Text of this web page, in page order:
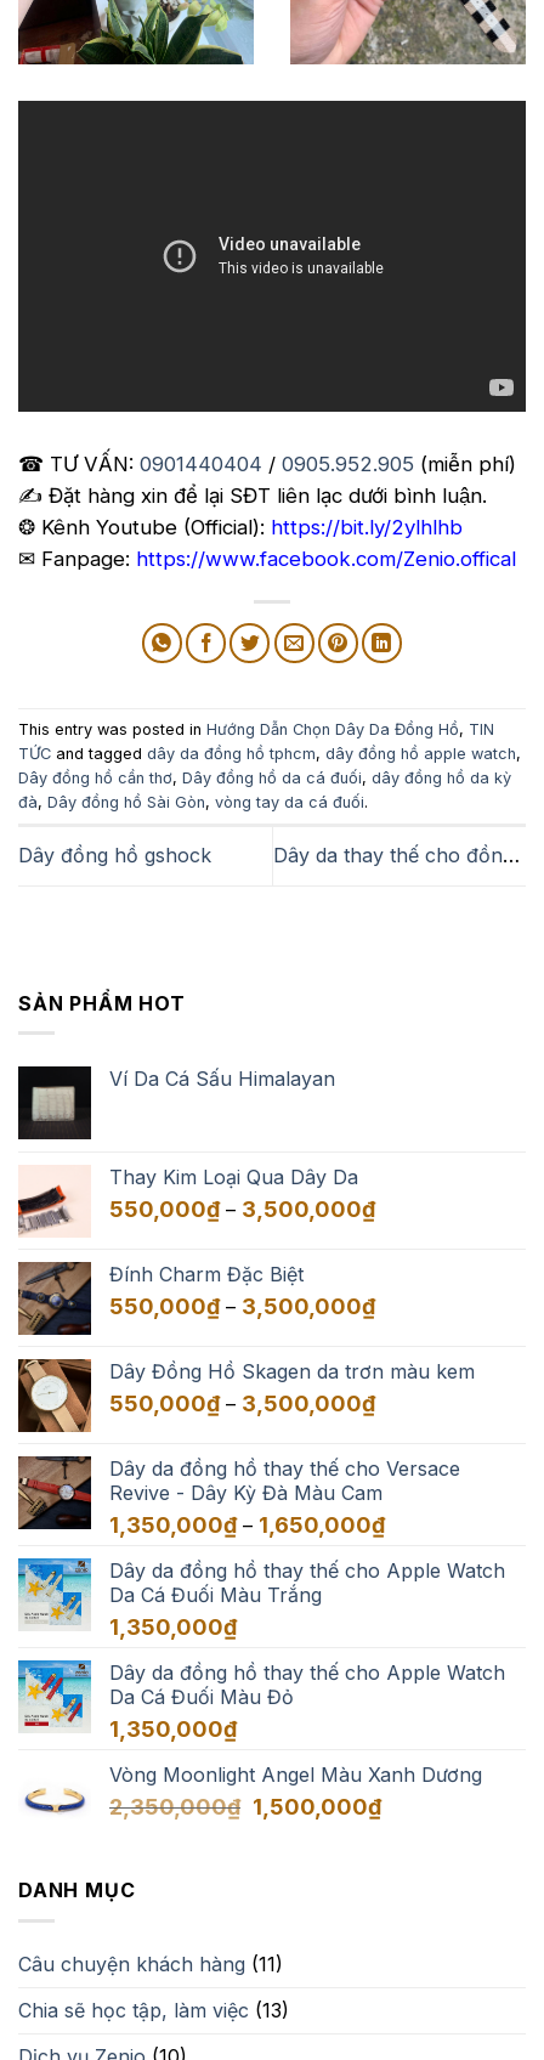
☎ TƯ VẤN: 0901440404 / 0905.952.905 (miễn phí)
✍️ Đặt hàng xin để lại SĐT liên lạc dưới bình luận.
❂ Kênh Youtube (Official): https://bit.ly/2ylhlhb
✉ Fanpage: https://www.facebook.com/Zenio.offical
This entry was posted in Hướng Dẫn Chọn Dây Da Đồng Hồ, TIN
TỨC and tagged dây da đồng hồ tphcm, dây đồng hồ apple watch,
Dây đồng hồ cần thơ, Dây đồng hồ da cá đuối, dây đồng hồ da kỳ
đà, Dây đồng hồ Sài Gòn, vòng tay da cá đuối.
Dây đồng hồ gshock Dây da thay thế cho đồng hồ Cartier
SẢN PHẨM HOT
Ví Da Cá Sấu Himalayan
Thay Kim Loại Qua Dây Da
550,000₫ – 3,500,000₫Khoảng
đến
Đính Charm Đặc Biệt
550,000₫ – 3,500,000₫Khoảng
550,000₫
đến
Dây Đồng Hồ Skagen da trơn màu kem
550,000₫ – 3,500,000₫Khoảng
550,000₫
đến
3,500,000₫
Dây da đồng hồ thay thế cho Versace
Revive - Dây Kỳ Đà Màu Cam
1,350,000₫ – 1,650,000₫Khoảng
từ
Dây da đồng hồ thay thế cho Apple Watch
Da Cá Đuối Màu Trắng
1,350,000₫
Dây da đồng hồ thay thế cho Apple Watch
Da Cá Đuối Màu Đỏ
1,350,000₫
Vòng Moonlight Angel Màu Xanh Dương
2,350,000₫ Giá
1,500,000₫Giá
DANH MỤC
Câu chuyện khách hàng (11)
Chia sẽ học tập, làm việc (13)